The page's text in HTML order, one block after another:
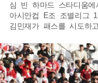
심 빈 하마드 스타디움에
아시안컵 E조 조별리그
김민재가 패스를 시도하